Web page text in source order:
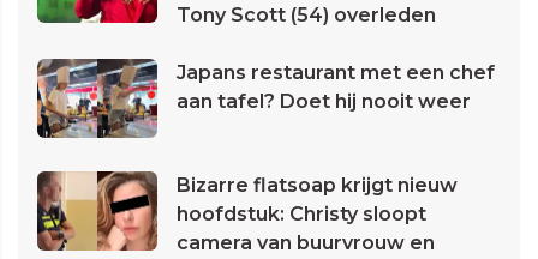
Tony Scott (54) overleden
Japans restaurant met een chef
aan tafel? Doet hij nooit weer
Bizarre flatsoap krijgt nieuw
hoofdstuk: Christy sloopt
camera van buurvrouw en